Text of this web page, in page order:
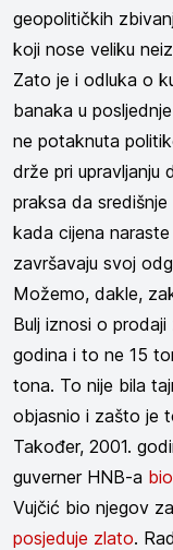
geopolitičkih
koji nose veliku
Zato je i odluka o
banaka u
ne potaknuta
drže pri upravljanju
praksa da
kada cijena
završavaju svoj
Možemo, dakle,
Bulj iznosi o
godina i to ne 15
tona. To nije bila
objasnio i zašto je
Također, 2001.
guverner HNB-a
Vujčić bio njegov
posjeduje zlato.